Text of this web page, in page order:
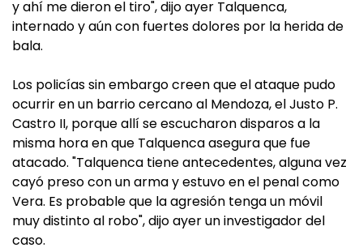
y ahí me dieron el tiro", dijo ayer Talquenca,
internado y aún con fuertes dolores por la herida de
bala.
Los policías sin embargo creen que el ataque pudo
ocurrir en un barrio cercano al Mendoza, el Justo P.
Castro II, porque allí se escucharon disparos a la
misma hora en que Talquenca asegura que fue
atacado. "Talquenca tiene antecedentes, alguna vez
cayó preso con un arma y estuvo en el penal como
Vera. Es probable que la agresión tenga un móvil
muy distinto al robo", dijo ayer un investigador del
caso.